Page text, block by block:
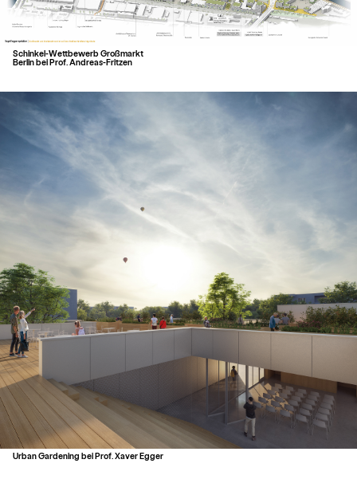
Schinkel-Wettbewerb Großmarkt
Berlin bei Prof. Andreas-Fritzen
Urban Gardening bei Prof. Xaver Egger